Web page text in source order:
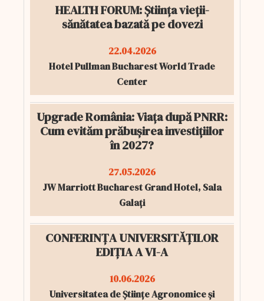
HEALTH FORUM: Știința vieții-
sănătatea bazată pe dovezi
22.04.2026
Hotel Pullman Bucharest World Trade
Center
Upgrade România: Viața după PNRR:
Cum evităm prăbușirea investițiilor
în 2027?
27.05.2026
JW Marriott Bucharest Grand Hotel, Sala
Galați
CONFERINȚA UNIVERSITĂȚILOR
EDIȚIA A VI-A
10.06.2026
Universitatea de Științe Agronomice și